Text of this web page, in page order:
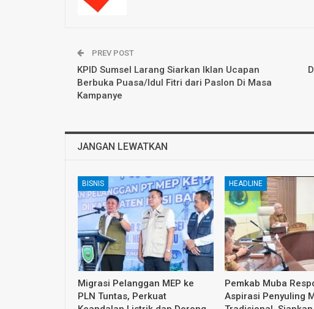
PREV POST
KPID Sumsel Larang Siarkan Iklan Ucapan
Berbuka Puasa/Idul Fitri dari Paslon Di Masa
Kampanye
JANGAN LEWATKAN
BISNIS
Migrasi Pelanggan MEP ke
PLN Tuntas, Perkuat
HEADLINE
Pemkab Muba
Aspirasi Penyuling